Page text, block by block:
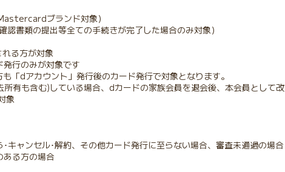
ブランド対象）
書類の提出等全ての手続きが完了した場合のみ対象）
る方が対象
行のみが対象です
「dアカウント」発行後のカード発行で対象となります。
有も含む)している場合、dカードの家族会員を退会後、本会員として改
象
キャンセル･解約、その他カード発行に至らない場合、審査未通過の場合
ある方の場合